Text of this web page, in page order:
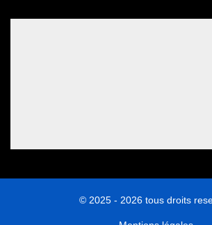
© 2025 - 2026 tous droits